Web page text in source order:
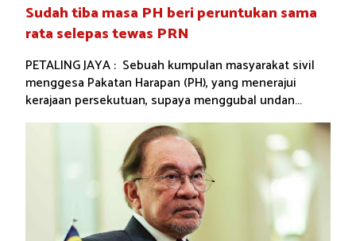
Sudah tiba masa PH beri peruntukan sama
rata selepas tewas PRN
PETALING JAYA : Sebuah kumpulan masyarakat sivil
menggesa Pakatan Harapan (PH), yang menerajui
kerajaan persekutuan, supaya menggubal undan...